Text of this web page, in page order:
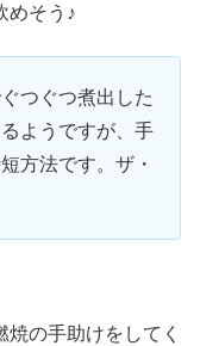
めそう♪
つぐつ煮出した
ようですが、手
方法です。ザ・
の手助けをしてく